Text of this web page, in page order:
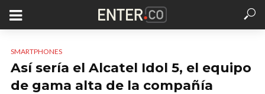
SMARTPHONES
Así sería el Alcatel Idol 5, el equipo
de gama alta de la compañía